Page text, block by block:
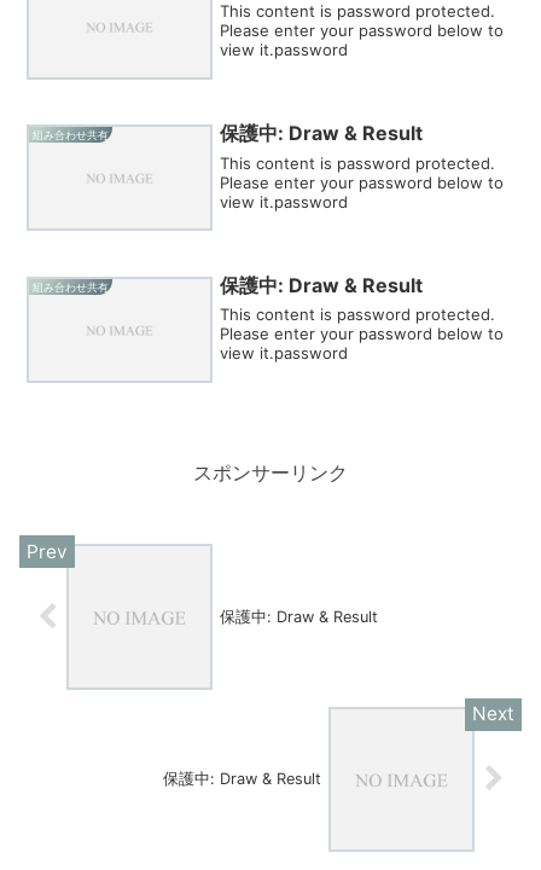
This content is password protected.
Please enter your password below to
view it.password
組み合わせ共有 保護中: Draw & Result
This content is password protected.
Please enter your password below to
view it.password
組み合わせ共有 保護中: Draw & Result
This content is password protected.
Please enter your password below to
view it.password
スポンサーリンク
保護中: Draw & Result
保護中: Draw & Result